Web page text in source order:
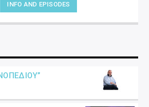
INFO AND EPISODES